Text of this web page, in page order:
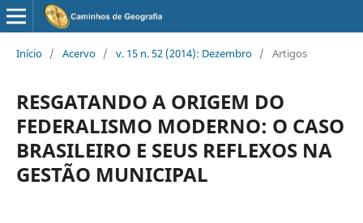
Início / Acervo / v. 15 n. 52 (2014): Dezembro / Artigos
RESGATANDO A ORIGEM DO
FEDERALISMO MODERNO: O CASO
BRASILEIRO E SEUS REFLEXOS NA
GESTÃO MUNICIPAL